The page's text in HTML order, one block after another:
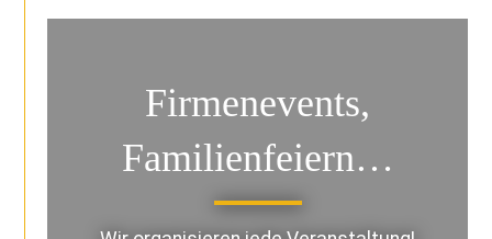
Firmenevents,
Familienfeiern…